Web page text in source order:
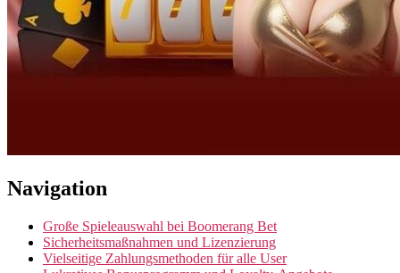
Navigation
Große Spieleauswahl bei Boomerang Bet
Sicherheitsmaßnahmen und Lizenzierung
Vielseitige Zahlungsmethoden für alle User